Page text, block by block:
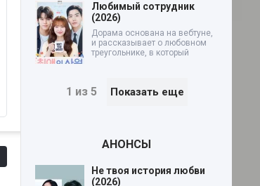
своего лица (2026)
(2026)
Любимый сотрудник
(2026)
Дорама основана на вебтуне,
и рассказывает о любовном
треугольнике, в который
1 из 5 Показать еще
АНОНСЫ
Не твоя история любви
(2026)